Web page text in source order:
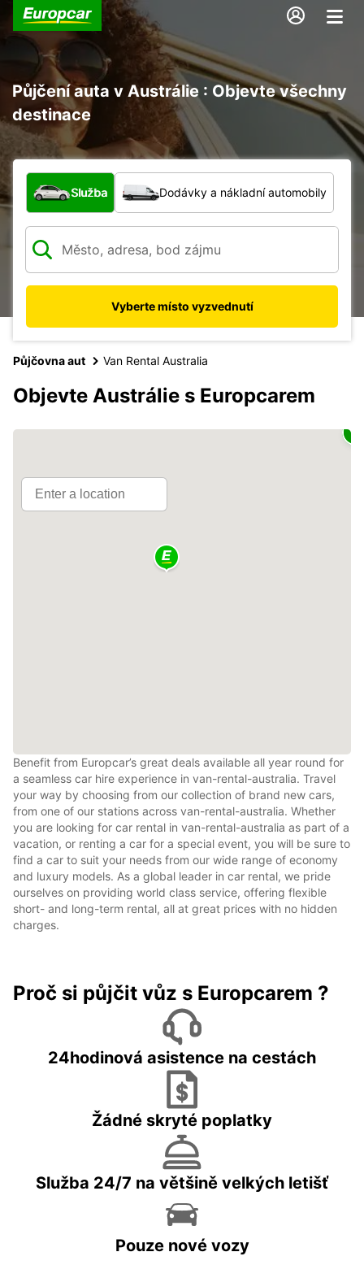
Půjčení auta v Austrálie : Objevte všechny
destinace
Jaký typ vozidla?
Služba Dodávky a nákladní automobily
Vyberte místo vyzvednutí
Půjčovna aut Van Rental Australia
Objevte Austrálie s Europcarem
Benefit from Europcar’s great deals available all year round for
a seamless car hire experience in van-rental-australia. Travel
your way by choosing from our collection of brand new cars,
from one of our stations across van-rental-australia. Whether
you are looking for car rental in van-rental-australia as part of a
vacation, or renting a car for a special event, you will be sure to
find a car to suit your needs from our wide range of economy
and luxury models. As a global leader in car rental, we pride
ourselves on providing world class service, offering flexible
short- and long-term rental, all at great prices with no hidden
charges.
Proč si půjčit vůz s Europcarem ?
24hodinová asistence na cestách
Žádné skryté poplatky
Služba 24/7 na většině velkých letišť
Pouze nové vozy